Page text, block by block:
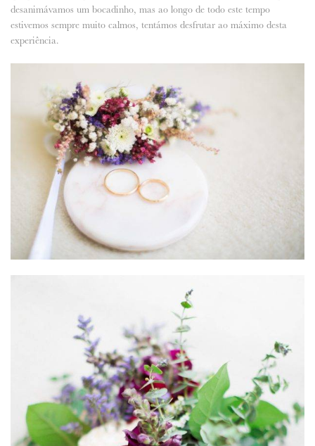
desanimávamos um bocadinho, mas ao longo de todo este tempo
estivemos sempre muito calmos, tentámos desfrutar ao máximo desta
experiência.